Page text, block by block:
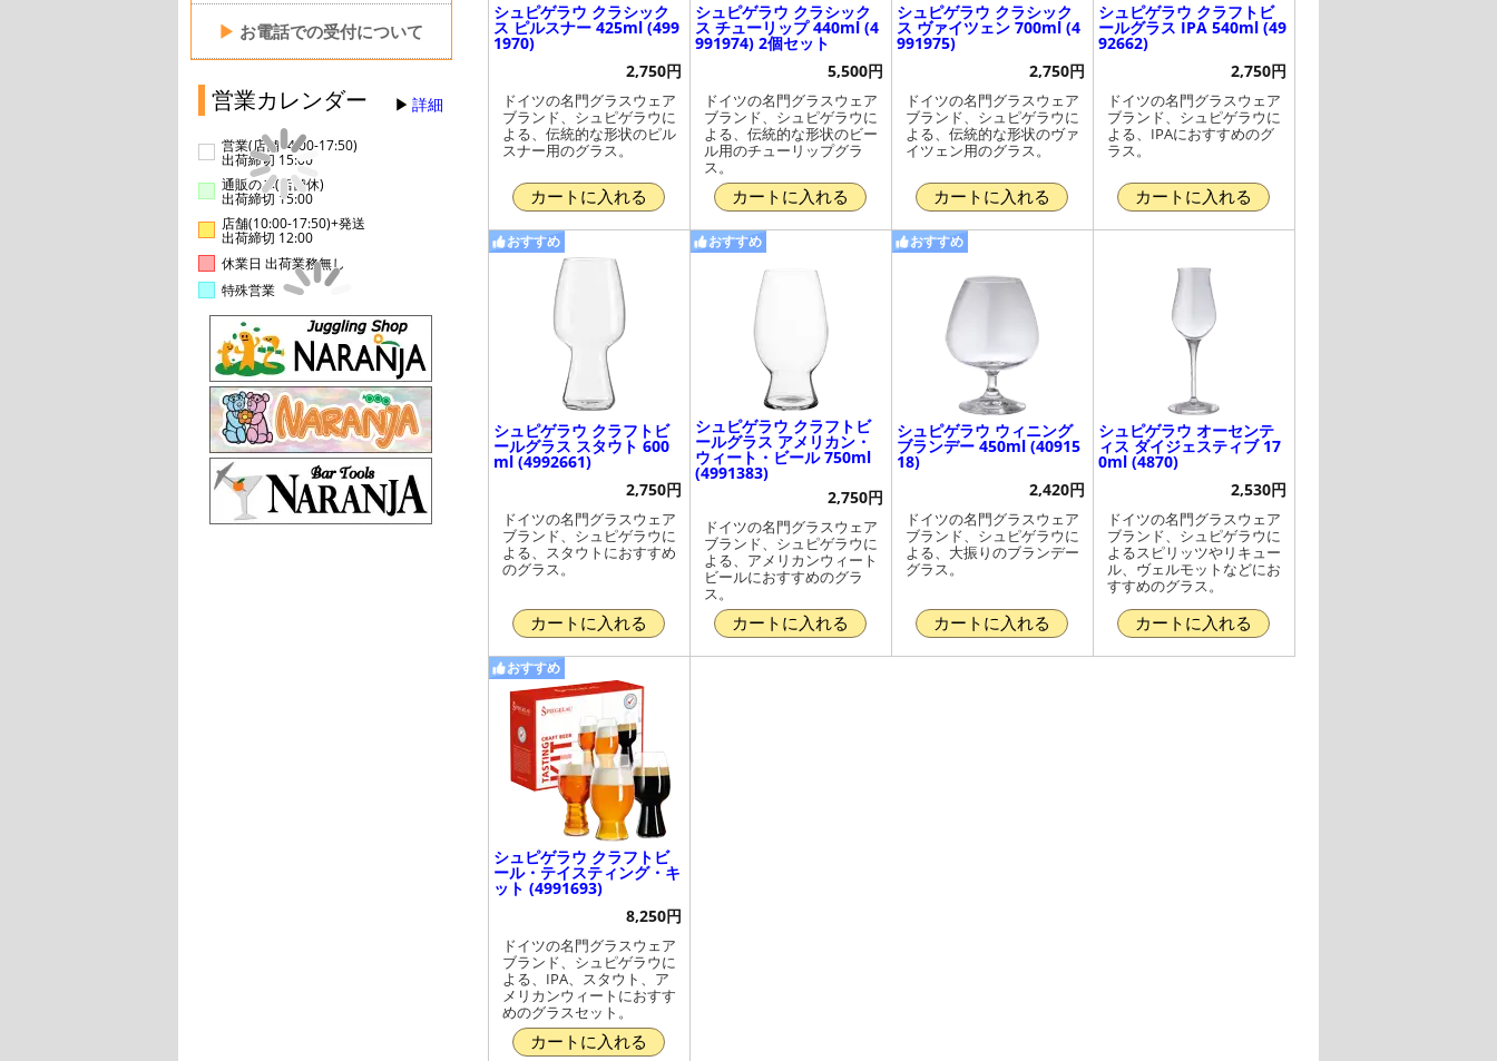
▶ お電話での受付について
営業カレンダー 詳細
営業(店舗14:00-17:50)
出荷締切 15:00
通販のみ(店舗休)
出荷締切 15:00
店舗(10:00-17:50)+発送
出荷締切 12:00
休業日 出荷業務無し
特殊営業
シュピゲラウ クラシック
ス ピルスナー 425ml (499
1970)
2,750円
ドイツの名門グラスウェア
ブランド、シュピゲラウに
よる、伝統的な形状のピル
スナー用のグラス。
カートに入れる
シュピゲラウ クラシック
ス チューリップ 440ml (4
991974) 2個セット
5,500円
ドイツの名門グラスウェア
ブランド、シュピゲラウに
よる、伝統的な形状のビー
ル用のチューリップグラ
ス。
カートに入れる
シュピゲラウ クラシック
ス ヴァイツェン 700ml (4
991975)
2,750円
ドイツの名門グラスウェア
ブランド、シュピゲラウに
よる、伝統的な形状のヴァ
イツェン用のグラス。
カートに入れる
シュピゲラウ クラフトビ
ールグラス IPA 540ml (49
92662)
2,750円
ドイツの名門グラスウェア
ブランド、シュピゲラウに
よる、IPAにおすすめのグ
ラス。
カートに入れる
おすすめ
シュピゲラウ クラフトビ
ールグラス スタウト 600
ml (4992661)
2,750円
ドイツの名門グラスウェア
ブランド、シュピゲラウに
よる、スタウトにおすすめ
のグラス。
カートに入れる
おすすめ
シュピゲラウ クラフトビ
ールグラス アメリカン・
ウィート・ビール 750ml
(4991383)
2,750円
ドイツの名門グラスウェア
ブランド、シュピゲラウに
よる、アメリカンウィート
ビールにおすすめのグラ
ス。
カートに入れる
おすすめ
シュピゲラウ ウィニング
ブランデー 450ml (40915
18)
2,420円
ドイツの名門グラスウェア
ブランド、シュピゲラウに
よる、大振りのブランデー
グラス。
カートに入れる
シュピゲラウ オーセンテ
ィス ダイジェスティブ 17
0ml (4870)
2,530円
ドイツの名門グラスウェア
ブランド、シュピゲラウに
よるスピリッツやリキュー
ル、ヴェルモットなどにお
すすめのグラス。
カートに入れる
おすすめ
シュピゲラウ クラフトビ
ール・テイスティング・キ
ット (4991693)
8,250円
ドイツの名門グラスウェア
ブランド、シュピゲラウに
よる、IPA、スタウト、ア
メリカンウィートにおすす
めのグラスセット。
カートに入れる